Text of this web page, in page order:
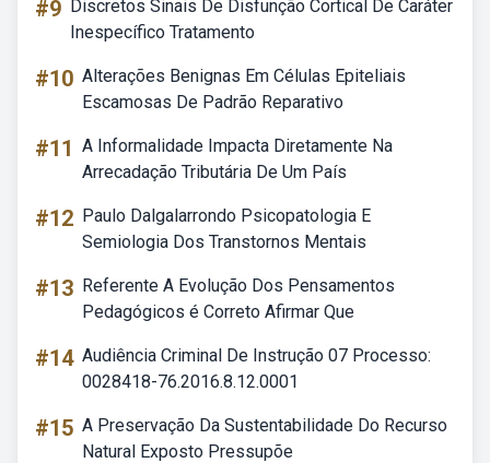
#9 Discretos Sinais De Disfunção Cortical De Caráter
Inespecífico Tratamento
#10 Alterações Benignas Em Células Epiteliais
Escamosas De Padrão Reparativo
#11 A Informalidade Impacta Diretamente Na
Arrecadação Tributária De Um País
#12 Paulo Dalgalarrondo Psicopatologia E
Semiologia Dos Transtornos Mentais
#13 Referente A Evolução Dos Pensamentos
Pedagógicos é Correto Afirmar Que
#14 Audiência Criminal De Instrução 07 Processo:
0028418-76.2016.8.12.0001
#15 A Preservação Da Sustentabilidade Do Recurso
Natural Exposto Pressupõe